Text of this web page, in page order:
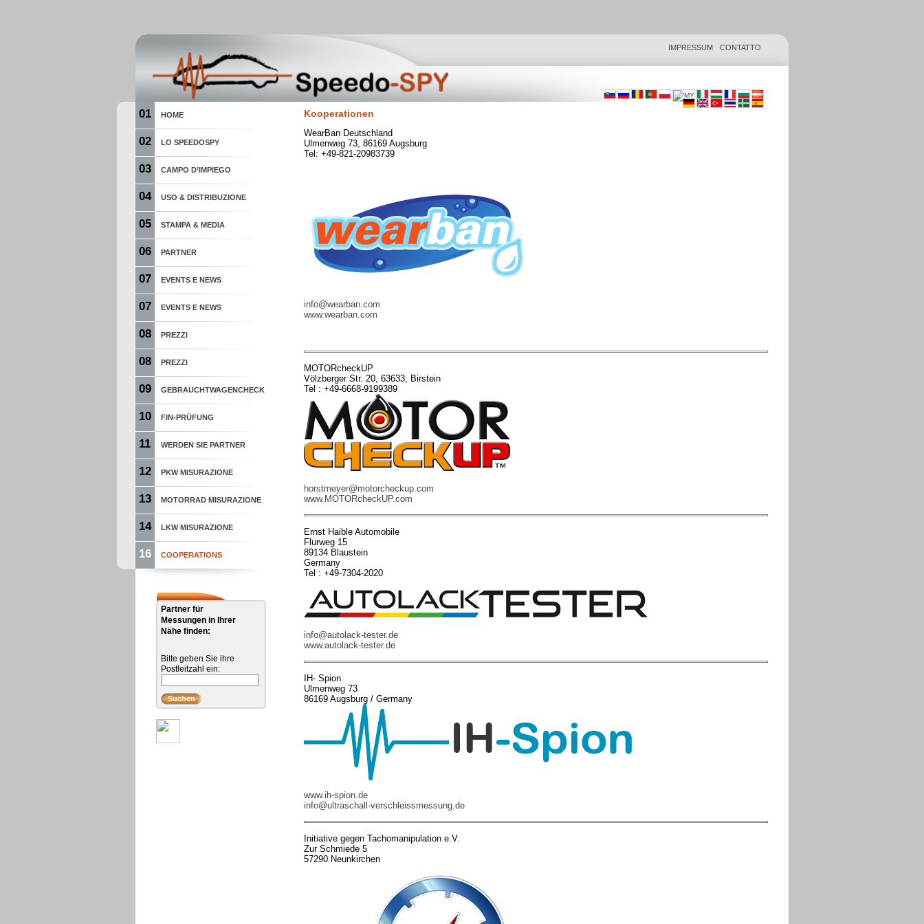
IMPRESSUM CONTATTO
01 HOME
02 LO SPEEDOSPY
03 CAMPO D’IMPIEGO
04 USO & DISTRIBUZIONE
05 STAMPA & MEDIA
06 PARTNER
07 EVENTS E NEWS
07 EVENTS E NEWS
08 PREZZI
08 PREZZI
09 GEBRAUCHTWAGENCHECK
10 FIN-PRÜFUNG
11 WERDEN SIE PARTNER
12 PKW MISURAZIONE
13 MOTORRAD MISURAZIONE
14 LKW MISURAZIONE
16 COOPERATIONS
Partner für
Messungen in Ihrer
Nähe finden:
Bitte geben Sie ihre
Postleitzahl ein:
Kooperationen
WearBan Deutschland
Ulmenweg 73, 86169 Augsburg
Tel: +49-821-20983739
info@wearban.com
www.wearban.com
MOTORcheckUP
Völzberger Str. 20, 63633, Birstein
Tel : +49-6668-9199389
horstmeyer@motorcheckup.com
www.MOTORcheckUP.com
Ernst Haible Automobile
Flurweg 15
89134 Blaustein
Germany
Tel : +49-7304-2020
info@autolack-tester.de
www.autolack-tester.de
IH- Spion
Ulmenweg 73
86169 Augsburg / Germany
www.ih-spion.de
info@ultraschall-verschleissmessung.de
Initiative gegen Tachomanipulation e.V.
Zur Schmiede 5
57290 Neunkirchen